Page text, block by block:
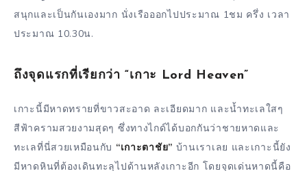
สนุกและเป็นกันเองมาก นั่งเรือออกไปประมาณ 1ชม ครึ่ง เวลา
ประมาณ 10.30น.
ถึงจุดแรกที่เรียกว่า “เกาะ Lord Heaven”
เกาะนี้มีหาดทรายที่ขาวสะอาด ละเอียดมาก และน้ำทะเลใสๆ
สีฟ้าครามสวยงามสุดๆ ซึ่งทางไกด์ได้บอกกันว่าชายหาดและ
ทะเลที่นี่สวยเหมือนกับ “เกาะตาชัย” บ้านเราเลย และเกาะนี้ยัง
มีหาดหินที่ต้องเดินทะลุไปด้านหลังเกาะอีก โดยจุดเด่นหาดนี้คือ